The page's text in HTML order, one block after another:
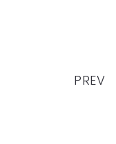
PREV